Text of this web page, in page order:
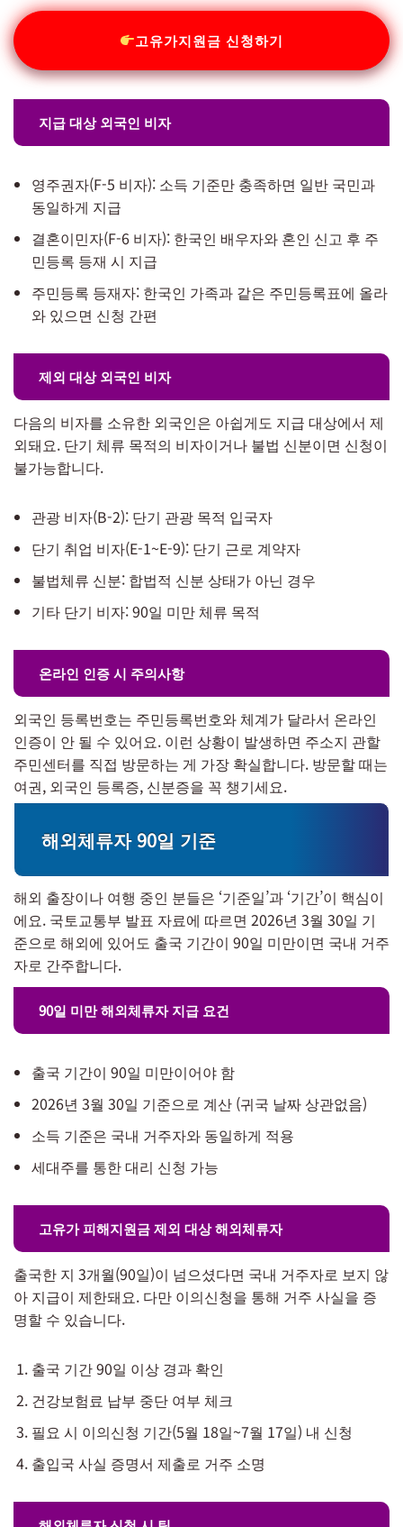
고유가지원금 신청하기
지급 대상 외국인 비자
영주권자(F-5 비자): 소득 기준만 충족하면 일반 국민과
동일하게 지급
결혼이민자(F-6 비자): 한국인 배우자와 혼인 신고 후 주
민등록 등재 시 지급
주민등록 등재자: 한국인 가족과 같은 주민등록표에 올라
와 있으면 신청 간편
제외 대상 외국인 비자
다음의 비자를 소유한 외국인은 아쉽게도 지급 대상에서 제
외돼요. 단기 체류 목적의 비자이거나 불법 신분이면 신청이
불가능합니다.
관광 비자(B-2): 단기 관광 목적 입국자
단기 취업 비자(E-1~E-9): 단기 근로 계약자
불법체류 신분: 합법적 신분 상태가 아닌 경우
기타 단기 비자: 90일 미만 체류 목적
온라인 인증 시 주의사항
외국인 등록번호는 주민등록번호와 체계가 달라서 온라인
인증이 안 될 수 있어요. 이런 상황이 발생하면 주소지 관할
주민센터를 직접 방문하는 게 가장 확실합니다. 방문할 때는
여권, 외국인 등록증, 신분증을 꼭 챙기세요.
해외체류자 90일 기준
해외 출장이나 여행 중인 분들은 ‘기준일’과 ‘기간’이 핵심이
에요. 국토교통부 발표 자료에 따르면 2026년 3월 30일 기
준으로 해외에 있어도 출국 기간이 90일 미만이면 국내 거주
자로 간주합니다.
90일 미만 해외체류자 지급 요건
출국 기간이 90일 미만이어야 함
2026년 3월 30일 기준으로 계산 (귀국 날짜 상관없음)
소득 기준은 국내 거주자와 동일하게 적용
세대주를 통한 대리 신청 가능
고유가 피해지원금 제외 대상 해외체류자
출국한 지 3개월(90일)이 넘으셨다면 국내 거주자로 보지 않
아 지급이 제한돼요. 다만 이의신청을 통해 거주 사실을 증
명할 수 있습니다.
출국 기간 90일 이상 경과 확인
건강보험료 납부 중단 여부 체크
필요 시 이의신청 기간(5월 18일~7월 17일) 내 신청
출입국 사실 증명서 제출로 거주 소명